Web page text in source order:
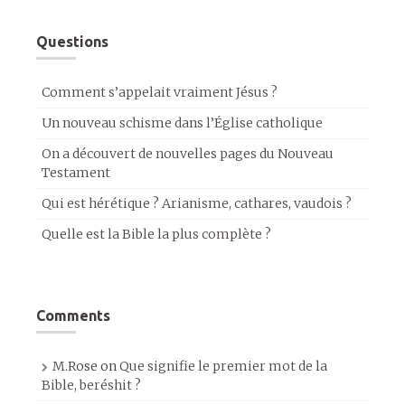
Questions
Comment s’appelait vraiment Jésus ?
Un nouveau schisme dans l’Église catholique
On a découvert de nouvelles pages du Nouveau
Testament
Qui est hérétique ? Arianisme, cathares, vaudois ?
Quelle est la Bible la plus complète ?
Comments
M.Rose onQue signifie le premier mot de la
Bible, beréshit ?